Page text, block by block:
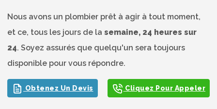
Nous avons un plombier prêt à agir à tout moment,
et ce, tous les jours de la semaine, 24 heures sur
24. Soyez assurés que quelqu'un sera toujours
disponible pour vous répondre.
Obtenez Un Devis Cliquez Pour Appeler